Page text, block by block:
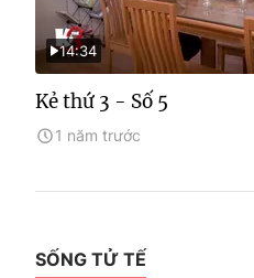
14:34
Kẻ thứ 3 - Số 5
1 năm trước
SỐNG TỬ TẾ